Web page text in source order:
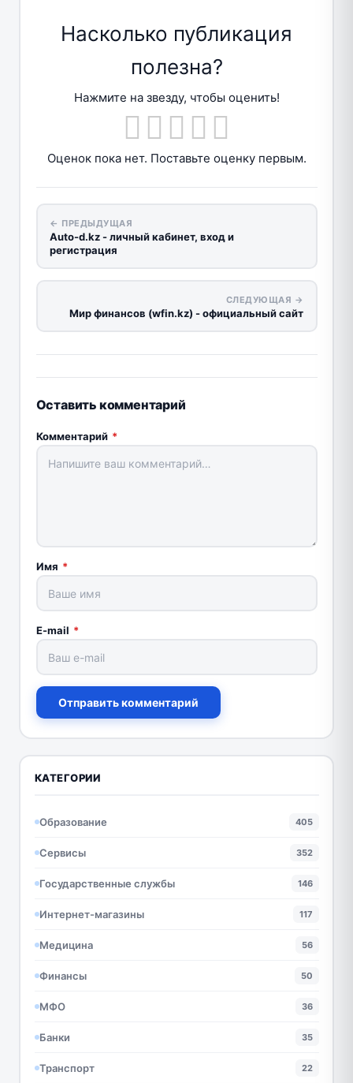
Насколько публикация
полезна?
Нажмите на звезду, чтобы оценить!
Оценок пока нет. Поставьте оценку первым.
← ПРЕДЫДУЩАЯ
Auto-d.kz - личный кабинет, вход и
регистрация
СЛЕДУЮЩАЯ →
Мир финансов (wfin.kz) - официальный сайт
Оставить комментарий
Комментарий *
Имя *
E-mail *
Отправить комментарий
КАТЕГОРИИ
Образование 405
Сервисы 352
Государственные службы 146
Интернет-магазины 117
Медицина 56
Финансы 50
МФО 36
Банки 35
Транспорт 22